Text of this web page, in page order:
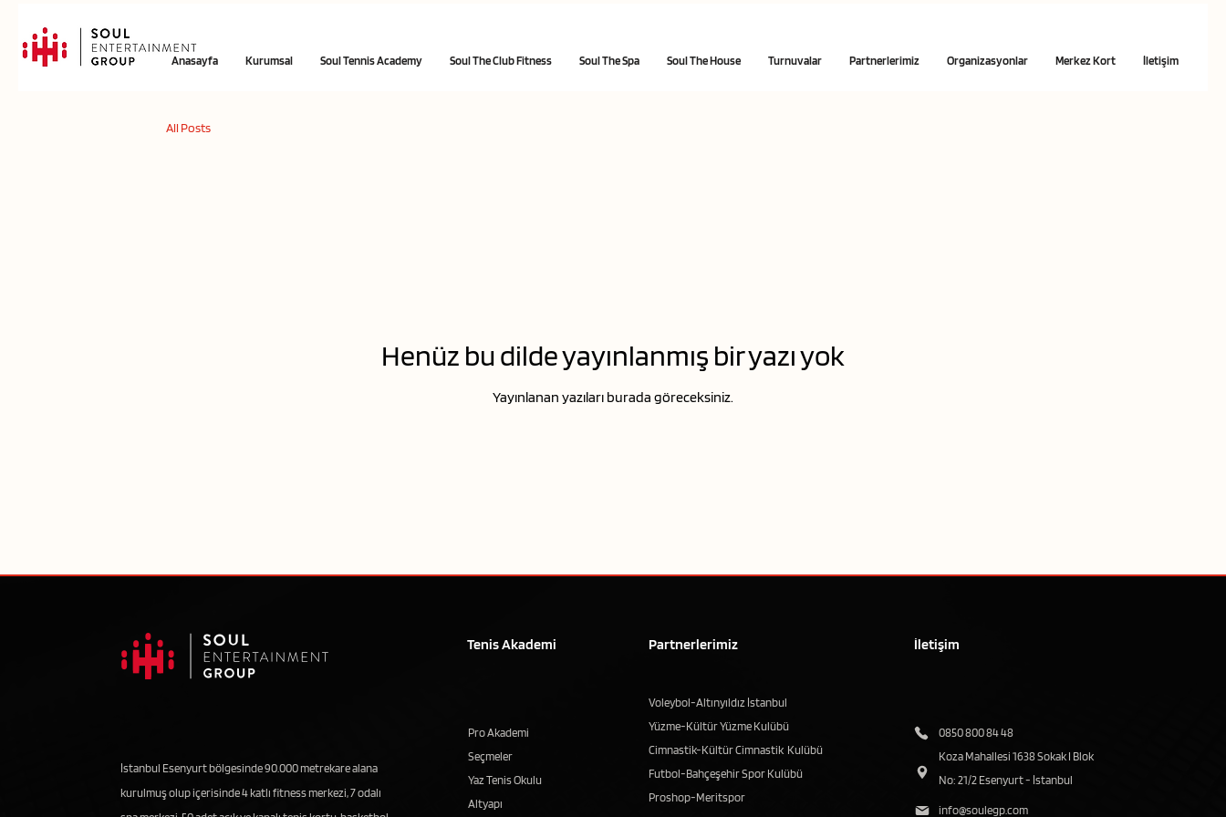
Anasayfa Kurumsal Soul Tennis Academy Soul The Club Fitness Soul The Spa Soul The House Turnuvalar Partnerlerimiz Organizasyonlar Merkez Kort İletişim
All Posts
Henüz bu dilde yayınlanmış bir yazı yok
Yayınlanan yazıları burada göreceksiniz.
İstanbul Esenyurt bölgesinde 90.000 metrekare alana
kurulmuş olup içerisinde 4 katlı fitness merkezi, 7 odalı
Tenis Akademi Partnerlerimiz İletişim
Pro Akademi
Seçmeler
Yaz Tenis Okulu
Altyapı
Voleybol-Altınyıldız İstanbul
Yüzme-Kültür Yüzme Kulübü
Cimnastik-Kültür Cimnastik Kulübü
Futbol-Bahçeşehir Spor Kulübü
Proshop-Meritspor
0850 800 84 48
Koza Mahallesi 1638 Sokak I Blok
No: 21/2 Esenyurt - İstanbul
info@soulegp.com